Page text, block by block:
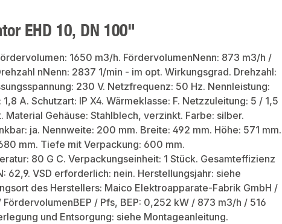
EHD 10, DN 100"
1650 m3/h. FördervolumenNenn: 873 m3/h /
nNenn: 2837 1/min - im opt. Wirkungsgrad. Drehzahl:
230 V. Netzfrequenz: 50 Hz. Nennleistung:
A. Schutzart: IP X4. Wärmeklasse: F. Netzzuleitung: 5 / 1,5
Gehäuse: Stahlblech, verzinkt. Farbe: silber.
ja. Nennweite: 200 mm. Breite: 492 mm. Höhe: 571 mm.
mm. Tiefe mit Verpackung: 600 mm.
80 G C. Verpackungseinheit: 1 Stück. Gesamteffizienz
VSD erforderlich: nein. Herstellungsjahr: siehe
des Herstellers: Maico Elektroapparate-Fabrik GmbH /
/ Pfs, BEP: 0,252 kW / 873 m3/h / 516
und Entsorgung: siehe Montageanleitung.